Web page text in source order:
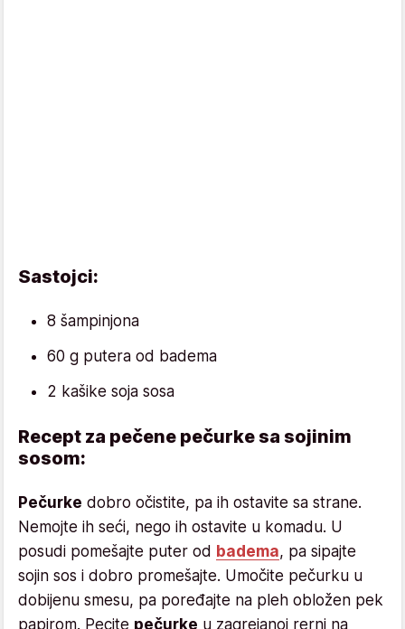
Sastojci:
8 šampinjona
60 g putera od badema
2 kašike soja sosa
Recept za pečene pečurke sa sojinim
sosom:
Pečurke dobro očistite, pa ih ostavite sa strane.
Nemojte ih seći, nego ih ostavite u komadu. U
posudi pomešajte puter od badema, pa sipajte
sojin sos i dobro promešajte. Umočite pečurku u
dobijenu smesu, pa poređajte na pleh obložen pek
papirom. Pecite pečurke u zagrejanoj rerni na